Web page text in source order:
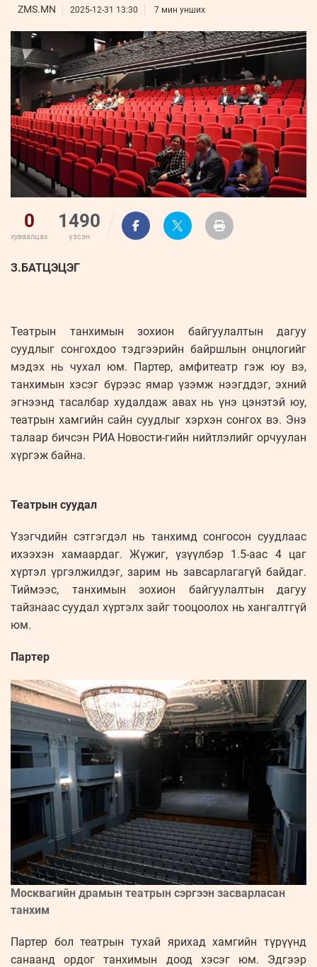
Бүртгүүлэх
Нэвтрэх
Бизнес
Leaderships
forum
ФОТО
УРЛАГ
ТӨВ
ZUUNII
MEDEE
ZMS.MN 2025-12-31 13:30 7 мин унших
0
хуваалцах
1490
үзсэн
З.БАТЦЭЦЭГ
Театрын танхимын зохион байгуулалтын дагуу
суудлыг сонгохдоо тэдгээрийн байршлын онцлогийг
мэдэх нь чухал юм. Партер, амфитеатр гэж юу вэ,
танхимын хэсэг бүрээс ямар үзэмж нээгддэг, эхний
эгнээнд тасалбар худалдаж авах нь үнэ цэнэтэй юу,
театрын хамгийн сайн суудлыг хэрхэн сонгох вэ. Энэ
талаар бичсэн РИА Новости-гийн нийтлэлийг орчуулан
хүргэж байна.
Театрын суудал
Үзэгчдийн сэтгэгдэл нь танхимд сонгосон суудлаас
ихээхэн хамаардаг. Жүжиг, үзүүлбэр 1.5-аас 4 цаг
хүртэл үргэлжилдэг, зарим нь завсарлагагүй байдаг.
Тиймээс, танхимын зохион байгуулалтын дагуу
тайзнаас суудал хүртэлх зайг тооцоолох нь хангалтгүй
юм.
Партер
Москвагийн драмын театрын сэргээн засварласан
танхим
Партер бол театрын тухай ярихад хамгийн түрүүнд
санаанд ордог танхимын доод хэсэг юм. Эдгээр